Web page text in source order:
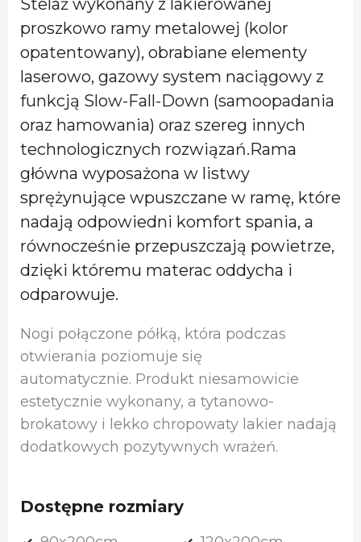
proszkowo ramy metalowej (kolor
opatentowany), obrabiane elementy
laserowo, gazowy system naciągowy z
funkcją Slow-Fall-Down (samoopadania
oraz hamowania) oraz szereg innych
technologicznych rozwiązań.Rama
główna wyposażona w listwy
sprężynujące wpuszczane w ramę, które
nadają odpowiedni komfort spania, a
równocześnie przepuszczają powietrze,
dzięki któremu materac oddycha i
odparowuje.
Nogi połączone półką, która podczas
otwierania poziomuje się
automatycznie. Produkt niesamowicie
estetycznie wykonany, a tytanowo-
brokatowy i lekko chropowaty lakier nadają
dodatkowych pozytywnych wrażeń.
Dostępne rozmiary